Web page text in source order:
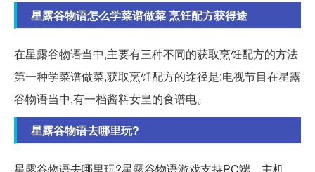
星露谷物语怎么学菜谱做菜 烹饪配方获得途
在星露谷物语当中,主要有三种不同的获取烹饪配方的方法
第一种学菜谱做菜,获取烹饪配方的途径是:电视节目在星露
谷物语当中,有一档酱料女皇的食谱电。
星露谷物语去哪里玩?